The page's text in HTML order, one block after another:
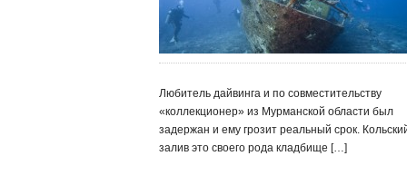
Любитель дайвинга и по совместительству
«коллекционер» из Мурманской области был
задержан и ему грозит реальный срок.
залив это своего рода кладбище […]